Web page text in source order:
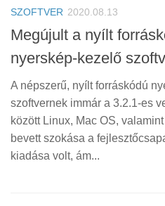
SZOFTVER 2020.08.13
Megújult a nyílt
nyerskép-kezelő
A népszerű, nyílt forráskódú
szoftvernek immár a 3.2.1-es
között Linux, Mac OS,
bevett szokása a
kiadása volt, ám...